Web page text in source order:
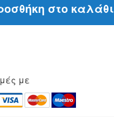
στο καλάθι
με